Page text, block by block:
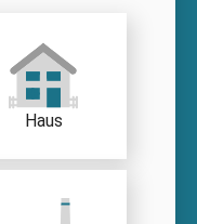
Haus